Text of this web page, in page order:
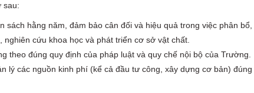
sau:
hằng năm, đảm bảo cân đối và hiệu quả trong việc phân bổ,
cứu khoa học và phát triển cơ sở vật chất.
theo đúng quy định của pháp luật và quy chế nội bộ của Trường.
lý các nguồn kinh phí (kể cả đầu tư công, xây dựng cơ bản) đúng